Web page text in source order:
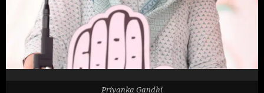
Priyanka Gandhi